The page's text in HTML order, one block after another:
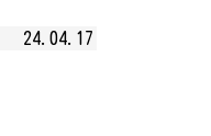
24.04.17